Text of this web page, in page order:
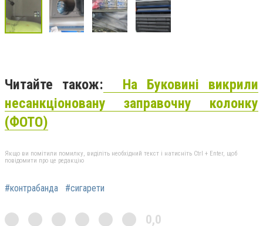
Читайте також: На Буковині викрили
несанкціоновану заправочну колонку
(ФОТО)
Якщо ви помітили помилку, виділіть необхідний текст і натисніть Ctrl + Enter, щоб
повідомити про це редакцію
#контрабанда #сигарети
0,0